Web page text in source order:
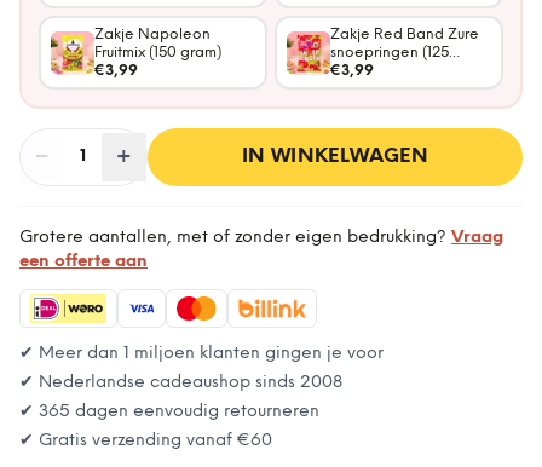
Zakje Napoleon
Fruitmix (150 gram)
€3,99
Zakje Red Band Zure
snoepringen (125
gram)
€3,99
− Aantal
1 + IN WINKELWAGEN
Grotere aantallen, met of zonder eigen bedrukking? Vraag
een offerte aan
✔ Meer dan 1 miljoen klanten gingen je voor
✔ Nederlandse cadeaushop sinds 2008
✔ 365 dagen eenvoudig retourneren
✔ Gratis verzending vanaf €60